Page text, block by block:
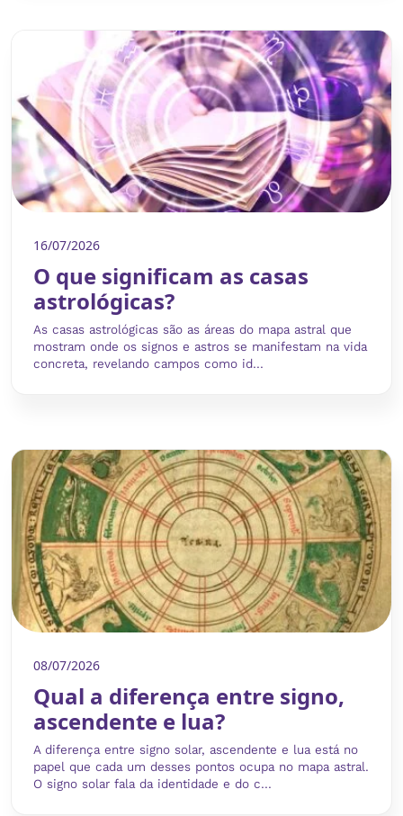
16/07/2026
O que significam as casas
astrológicas?
As casas astrológicas são as áreas do mapa astral que
mostram onde os signos e astros se manifestam na vida
concreta, revelando campos como id...
08/07/2026
Qual a diferença entre signo,
ascendente e lua?
A diferença entre signo solar, ascendente e lua está no
papel que cada um desses pontos ocupa no mapa astral.
O signo solar fala da identidade e do c...